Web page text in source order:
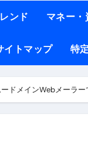
3.5kg痩せた方法
ふくらはぎ痩せ
トに対する私の考
ルーティン】運動
ンド マネー
イトマップ 特
ドメインWebメーラ